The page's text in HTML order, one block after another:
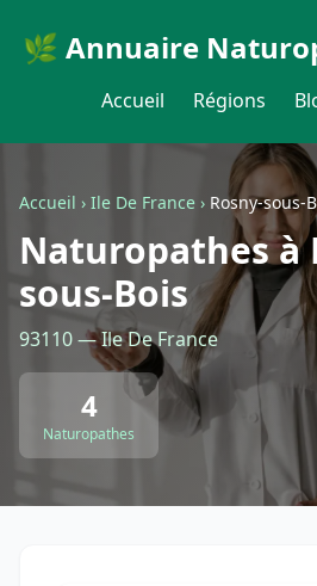
🌿 Annuaire
Accueil Régions
Accueil › Ile De France › Rosny-sous-
Naturopathes à
sous-Bois
93110 — Ile De France
4
Naturopathes